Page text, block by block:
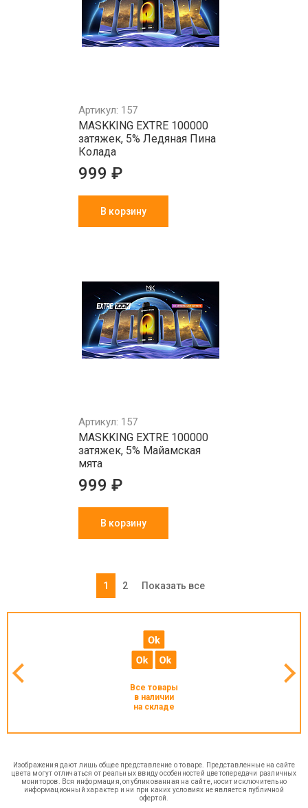
Артикул: 157
MASKKING EXTRE 100000
затяжек, 5% Ледяная Пина
Колада
999 ₽
В корзину
Артикул: 157
MASKKING EXTRE 100000
затяжек, 5% Майамская
мята
999 ₽
В корзину
1 2 Показать все
Все товары
в наличии
на складе
Изображения дают лишь общее представление о товаре. Представленные на сайте
цвета могут отличаться от реальных ввиду особенностей цветопередачи различных
мониторов. Вся информация, опубликованная на сайте, носит исключительно
информационный характер и ни при каких условиях не является публичной
офертой.